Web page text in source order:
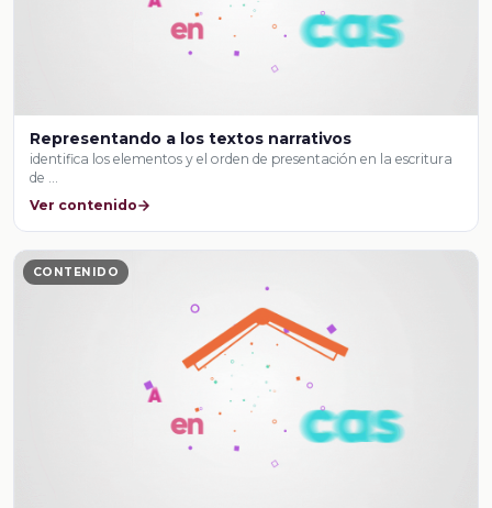
Representando a los textos narrativos
identifica los elementos y el orden de presentación en la escritura
de …
Ver contenido
CONTENIDO